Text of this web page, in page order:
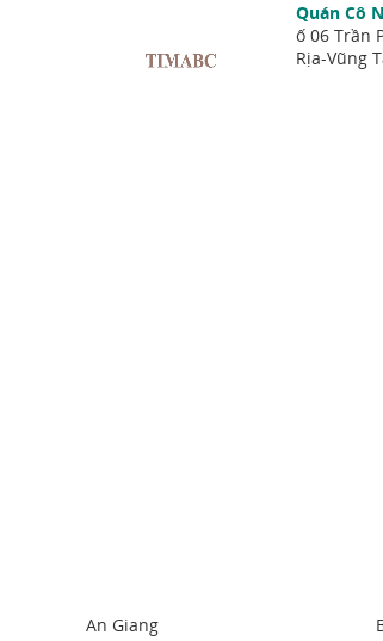
Quán Cô
ố 06 Trần
Rịa-Vũng
An Giang